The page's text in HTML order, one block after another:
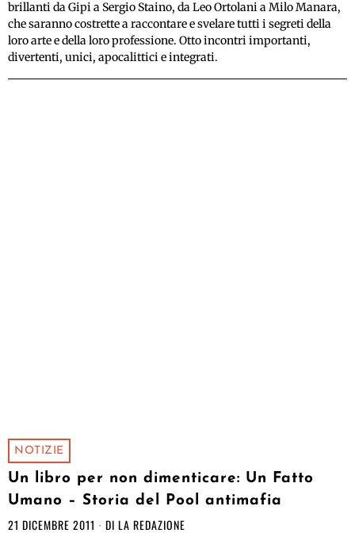
brillanti da Gipi a Sergio Staino, da Leo Ortolani a Milo Manara,
che saranno costrette a raccontare e svelare tutti i segreti della
loro arte e della loro professione. Otto incontri importanti,
divertenti, unici, apocalittici e integrati.
NOTIZIE
Un libro per non dimenticare: Un Fatto
Umano – Storia del Pool antimafia
21 DICEMBRE 2011 DI LA REDAZIONE